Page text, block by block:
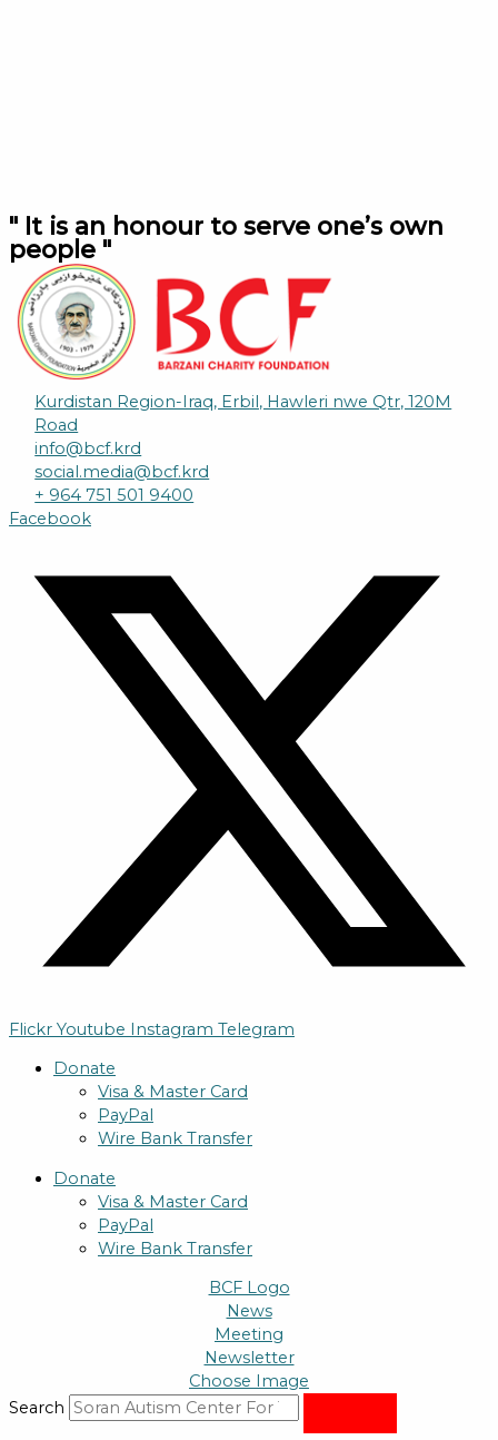
" It is an honour to serve one’s own
people "
Kurdistan Region-Iraq, Erbil, Hawleri nwe Qtr, 120M
Road
info@bcf.krd
social.media@bcf.krd
+ 964 751 501 9400
Facebook
Flickr Youtube Instagram Telegram
Donate
Visa & Master Card
PayPal
Wire Bank Transfer
Donate
Visa & Master Card
PayPal
Wire Bank Transfer
BCF Logo
News
Meeting
Newsletter
Choose Image
Search